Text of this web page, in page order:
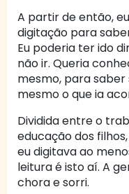
A partir de então,
digitação para
Eu poderia ter ido
não ir. Queria
mesmo, para saber
mesmo o que ia
Dividida entre o
educação dos
eu digitava ao
leitura é isto aí. A
chora e sorri.